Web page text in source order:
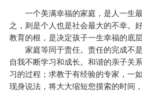
一个美满幸福的家庭，是人一生
之，则是个人也是社会最大的不幸。
教育的根，是决定孩子一生幸福的底层
家庭等同于责任。责任的完成不
自我不断学习和成长。和谐的亲子关
习的过程；求教于有经验的专家，一
现身说法，将大大缩短您摸索的时间